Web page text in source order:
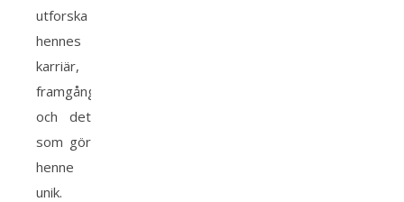
utforska
hennes
karriär,
framgångar
och det
som gör
henne
unik.